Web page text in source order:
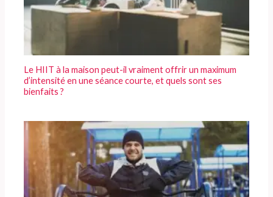
Le HIIT à la maison peut-il vraiment offrir un maximum
d’intensité en une séance courte, et quels sont ses
bienfaits ?